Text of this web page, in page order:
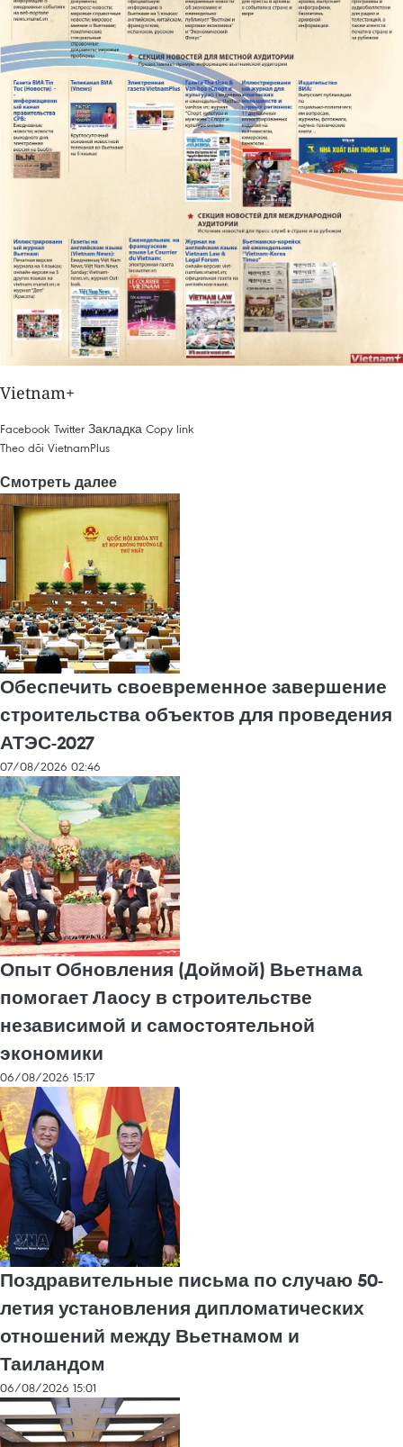
Vietnam+
Facebook Twitter Закладка Copy link
Theo dõi VietnamPlus
Смотреть далее
Обеспечить своевременное завершение
строительства объектов для проведения
АТЭС-2027
07/08/2026 02:46
Опыт Обновления (Доймой) Вьетнама
помогает Лаосу в строительстве
независимой и самостоятельной
экономики
06/08/2026 15:17
Поздравительные письма по случаю 50-
летия установления дипломатических
отношений между Вьетнамом и
Таиландом
06/08/2026 15:01